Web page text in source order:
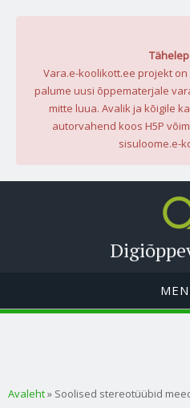
Vara.e-koolikott.ee projekt
palume uusi õppematerjale
mitte luua. Avalik ja kõigile
autorvahend koos H5P
sisuloome.e-
Sa oled siin
Avaleht» Soolised stereotüübid